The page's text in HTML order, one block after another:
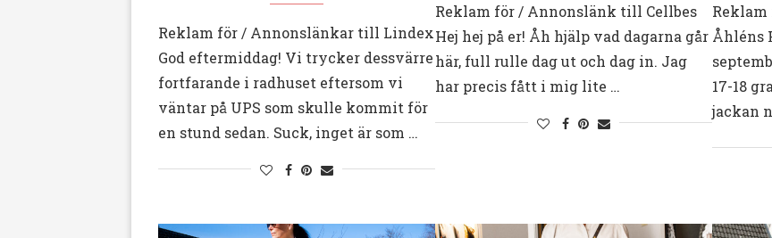
Reklam för / Annonslänkar till Lindex
God eftermiddag! Vi trycker dessvärre
fortfarande i radhuset eftersom vi
väntar på UPS som skulle kommit för
en stund sedan. Suck, inget är som …
Reklam för / Annonslänk till Cellbes
Hej hej på er! Åh hjälp vad dagarna går
här, full rulle dag ut och dag in. Jag
har precis fått i mig lite …
Åhléns
17-18
jackan